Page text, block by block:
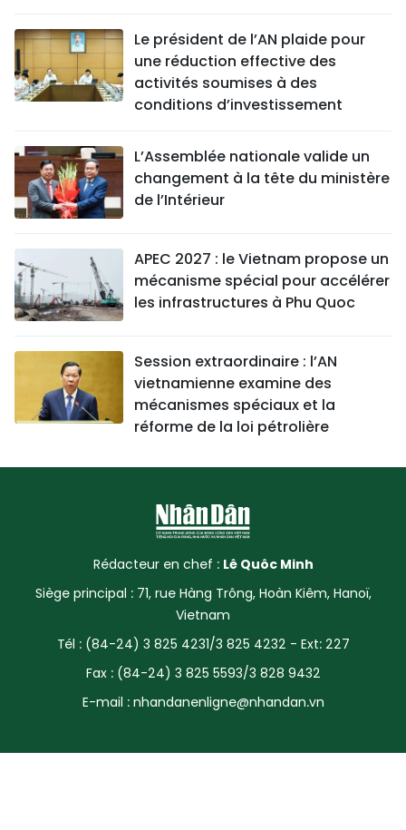
Le président de l’AN plaide pour
une réduction effective des
activités soumises à des
conditions d’investissement
L’Assemblée nationale valide un
changement à la tête du ministère
de l’Intérieur
APEC 2027 : le Vietnam propose un
mécanisme spécial pour accélérer
les infrastructures à Phu Quoc
Session extraordinaire : l’AN
vietnamienne examine des
mécanismes spéciaux et la
réforme de la loi pétrolière
Rédacteur en chef : Lê Quôc Minh
Siège principal : 71, rue Hàng Trông, Hoàn Kiêm, Hanoï,
Vietnam
Tél : (84-24) 3 825 4231/3 825 4232 - Ext: 227
Fax : (84-24) 3 825 5593/3 828 9432
E-mail : nhandanenligne@nhandan.vn